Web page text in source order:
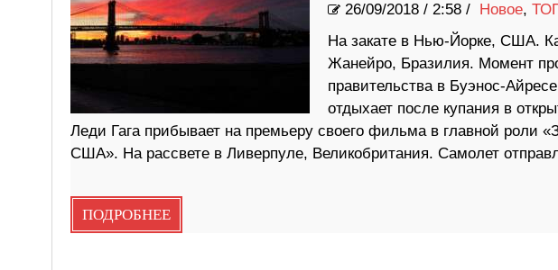
26/09/2018/ 2:58 / Новое,
На закате в Нью-Йорке, США.
Жанейро, Бразилия. Момент
правительства в Буэнос-
отдыхает после купания в
Леди Гага прибывает на премьеру своего фильма в главной роли
США». На рассвете в Ливерпуле, Великобритания. Самолет
ПОДРОБНЕЕ